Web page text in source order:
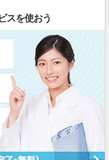
スを使おう